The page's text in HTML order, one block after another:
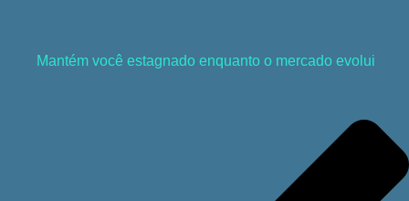
Mantém você estagnado enquanto o mercado evolui